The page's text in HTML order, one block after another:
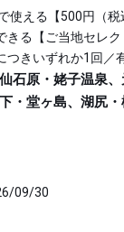
使える【500円（
きる【ご当地セレク
つきいずれか1回／
石原・姥子温泉
・堂ヶ島、湖尻・
09/30